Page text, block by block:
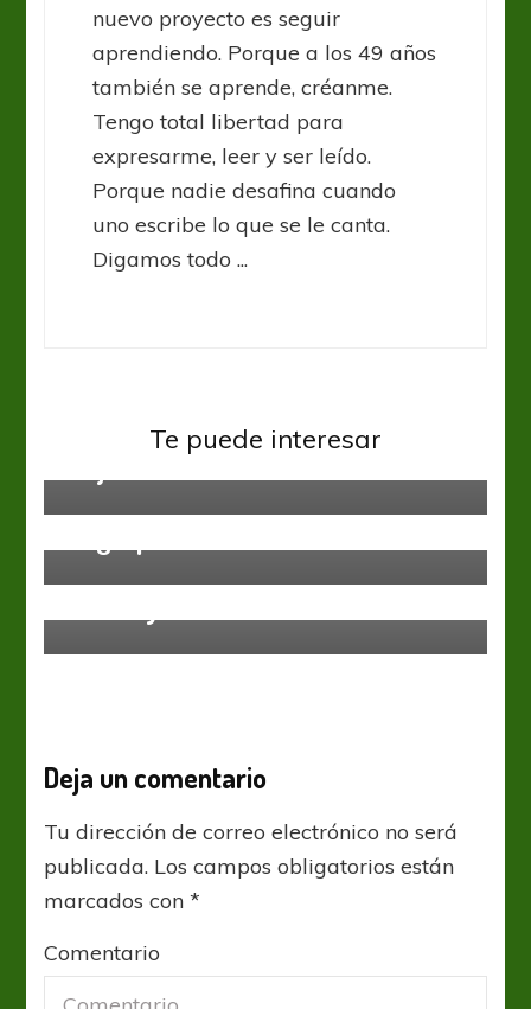
nuevo proyecto es seguir
aprendiendo. Porque a los 49 años
también se aprende, créanme.
Tengo total libertad para
expresarme, leer y ser leído.
Porque nadie desafina cuando
uno escribe lo que se le canta.
Digamos todo ...
Te puede interesar
UEL: Arsenal sigue con la pólvora
Deja un comentario
Tu dirección de correo electrónico no será
publicada. Los campos obligatorios están
marcados con*
Comentario